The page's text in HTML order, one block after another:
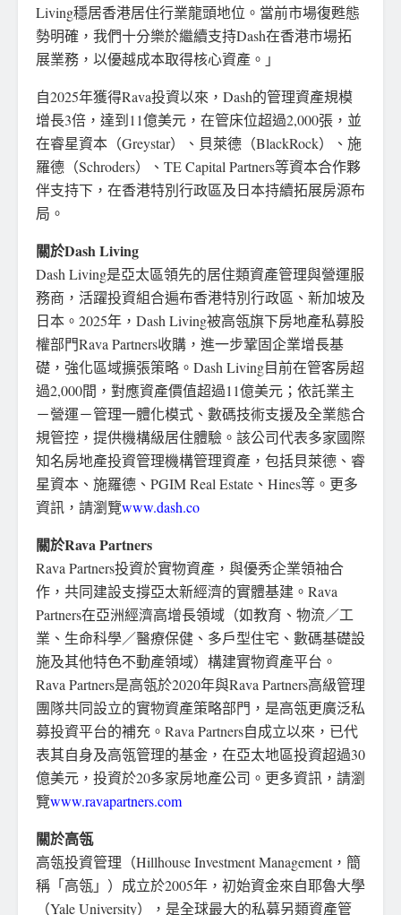
Living穩居香港居住行業龍頭地位。當前市場復甦態
勢明確，我們十分樂於繼續支持Dash在香港市場拓
展業務，以優越成本取得核心資產。」
自2025年獲得Rava投資以來，Dash的管理資產規模
增長3倍，達到11億美元，在管床位超過2,000張，並
在睿星資本（Greystar）、貝萊德（BlackRock）、施
羅德（Schroders）、TE Capital Partners等資本合作夥
伴支持下，在香港特別行政區及日本持續拓展房源布
局。
關於Dash Living
Dash Living是亞太區領先的居住類資產管理與營運服
務商，活躍投資組合遍布香港特別行政區、新加坡及
日本。2025年，Dash Living被高瓴旗下房地產私募股
權部門Rava Partners收購，進一步鞏固企業增長基
礎，強化區域擴張策略。Dash Living目前在管客房超
過2,000間，對應資產價值超過11億美元；依託業主
－營運－管理一體化模式、數碼技術支援及全業態合
規管控，提供機構級居住體驗。該公司代表多家國際
知名房地產投資管理機構管理資產，包括貝萊德、睿
星資本、施羅德、PGIM Real Estate、Hines等。更多
資訊，請瀏覽www.dash.co
關於Rava Partners
Rava Partners投資於實物資產，與優秀企業領袖合
作，共同建設支撐亞太新經濟的實體基建。Rava
Partners在亞洲經濟高增長領域（如教育、物流／工
業、生命科學／醫療保健、多戶型住宅、數碼基礎設
施及其他特色不動產領域）構建實物資產平台。
Rava Partners是高瓴於2020年與Rava Partners高級管理
團隊共同設立的實物資產策略部門，是高瓴更廣泛私
募投資平台的補充。Rava Partners自成立以來，已代
表其自身及高瓴管理的基金，在亞太地區投資超過30
億美元，投資於20多家房地產公司。更多資訊，請瀏
覽www.ravapartners.com
關於高瓴
高瓴投資管理（Hillhouse Investment Management，簡
稱「高瓴」）成立於2005年，初始資金來自耶魯大學
（Yale University），是全球最大的私募另類資產管